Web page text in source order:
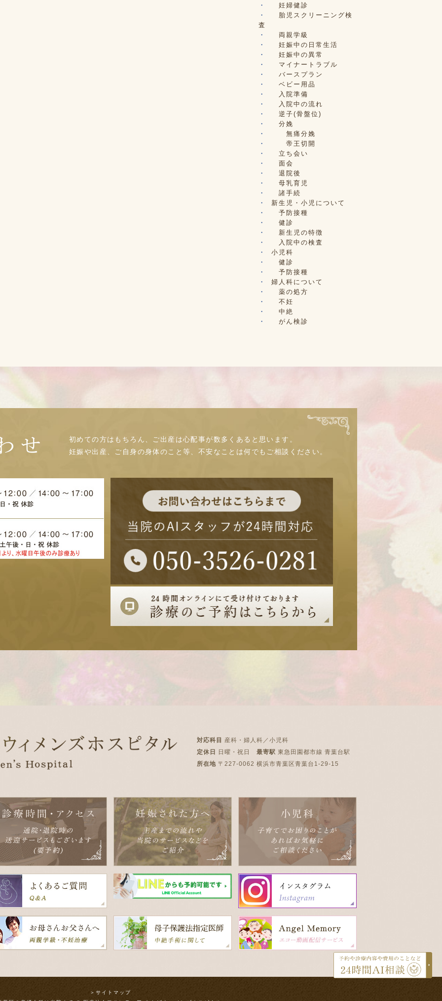
妊婦健診
胎児スクリーニング検
査
両親学級
妊娠中の日常生活
妊娠中の異常
マイナートラブル
バースプラン
ベビー用品
入院準備
入院中の流れ
逆子(骨盤位)
分娩
無痛分娩
帝王切開
立ち会い
面会
退院後
母乳育児
諸手続
新生児・小児について
予防接種
健診
新生児の特徴
入院中の検査
小児科
健診
予防接種
婦人科について
薬の処方
不妊
中絶
がん検診
せ
初めての方はもちろん、ご出産は心配事が数多くあると思います。
妊娠や出産、ご自身の身体のこと等、不安なことは何でもご相談ください。
対応科目 産科・婦人科／小児科
定休日
日曜・祝日 最寄駅 東急田園都市線 青葉台駅
所在地 〒227-0062 横浜市青葉区青葉台1-29-15
＞サイトマップ